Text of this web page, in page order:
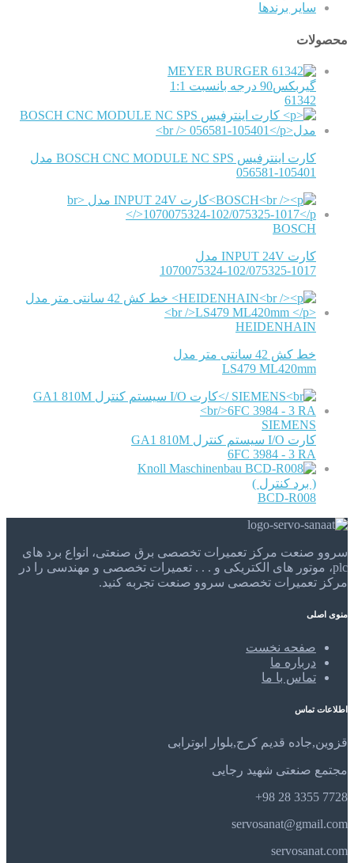
سایر برندها
محصولات
MEYER BURGER
گیربکس90 درجه بانسبت 1:1
61342
کارت اینترفیس BOSCH CNC MODULE NC SPS مدل
056581-105401
BOSCH
کارت INPUT 24V مدل
1070075324-102/075325-1017
HEIDENHAIN
خط کش 42 سانتی متر مدل
LS479 ML420mm
SIEMENS
کارت I/O سیستم کنترل GA1 810M
6FC 3984 - 3 RA
Knoll Maschinenbau
( برد کنترل )
BCD-R008
سروو صنعت مرکز تعمیرات تخصصی برق صنعتی، انواع برد های
plc، موتور های الکتریکی و . . . تعمیرات تخصصی و مهندسی را در
مرکز تعمیرات تخصصی سروو صنعت تجربه کنید.
منوی اصلی
صفحه نخست
درباره ما
تماس با ما
اطلاعات تماس
قزوین,جاده قدیم کرج,بلوار ابوترابی
مجتمع صنعتی شهید رجایی
7728 3355 28 98+
servosanat@gmail.com
servosanat.com